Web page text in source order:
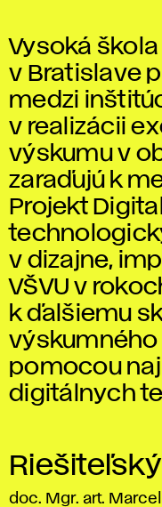
Vysoká
v Bratislave
medzi
v realizácii
výskumu v
zaraďujú k
Projekt
v dizajne,
VŠVU v
k ďalšiemu
pomocou
digitálnych
doc. Mgr. art.